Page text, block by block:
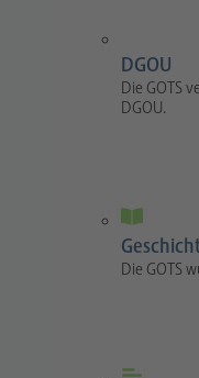
DGOU
Die GOTS
DGOU.
Die GOTS